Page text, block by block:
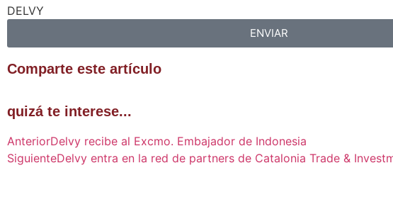
DELVY
ENVIAR
Comparte este artículo
quizá te interese...
AnteriorDelvy recibe al Excmo. Embajador de Indonesia
SiguienteDelvy entra en la red de partners de Catalonia Trade &